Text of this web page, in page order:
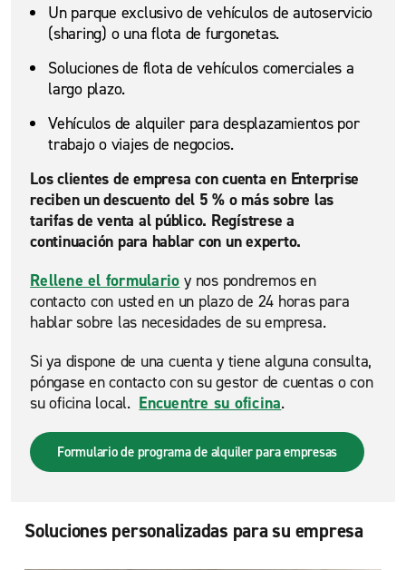
Un parque exclusivo de vehículos de autoservicio
(sharing) o una flota de furgonetas.
Soluciones de flota de vehículos comerciales a
largo plazo.
Vehículos de alquiler para desplazamientos por
trabajo o viajes de negocios.
Los clientes de empresa con cuenta en Enterprise
reciben un descuento del 5 % o más sobre las
tarifas de venta al público. Regístrese a
continuación para hablar con un experto.
Rellene el formulario y nos pondremos en
contacto con usted en un plazo de 24 horas para
hablar sobre las necesidades de su empresa.
Si ya dispone de una cuenta y tiene alguna consulta,
póngase en contacto con su gestor de cuentas o con
su oficina local. Encuentre su oficina.
Formulario de programa de alquiler para empresas
Soluciones personalizadas para su empresa